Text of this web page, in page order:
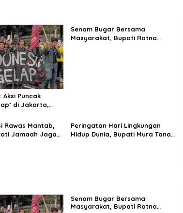
Aksi Puncak
di Jakarta,
Daerah
Senam Bugar Bersama
Masyarakat, Bupati Ratna
Rawas Mantab,
Jamaah Jaga
Peringatan Hari Lingkungan
Hidup Dunia, Bupati Mura Tanam
Senam Bugar Bersama
Masyarakat, Bupati Ratna